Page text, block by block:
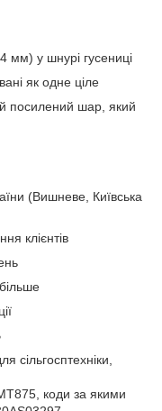
мм) у шнурі гусениці
як одне ціле
посилений шар, який
(Вишневе, Київська
клієнтів
сільгосптехніки,
коди за якими